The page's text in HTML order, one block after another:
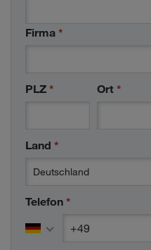
Firma *
PLZ * Ort *
Land *
Deutschland
Telefon *
country codephone number